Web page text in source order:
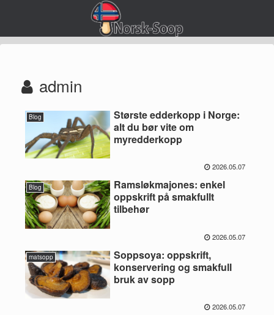
admin
Blog
Største edderkopp i Norge:
alt du bør vite om
myredderkopp
2026.05.07
Blog
Ramsløkmajones: enkel
oppskrift på smakfullt
tilbehør
2026.05.07
matsopp
Soppsoya: oppskrift,
konservering og smakfull
bruk av sopp
2026.05.07